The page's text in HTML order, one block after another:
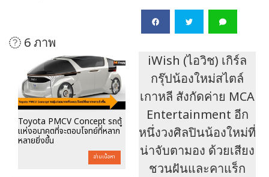
6 ภาพ
Toyota PMCV Concept รถตู้
แห่งอนาคตที่จะตอบโจทย์ที่หลาก
หลายยิ่งขึ้น
อ่านเนื้อหา
iWish (ไอวิช) เกิร์ล
กรุ๊ปน้องใหม่สไตล์
เกาหลี สังกัดค่าย MCA
Entertainment อีก
หนึ่งวงศิลปินน้องใหม่ที่
น่าจับตามอง ด้วยเสียง
ชวนฝันและคาแร็ก